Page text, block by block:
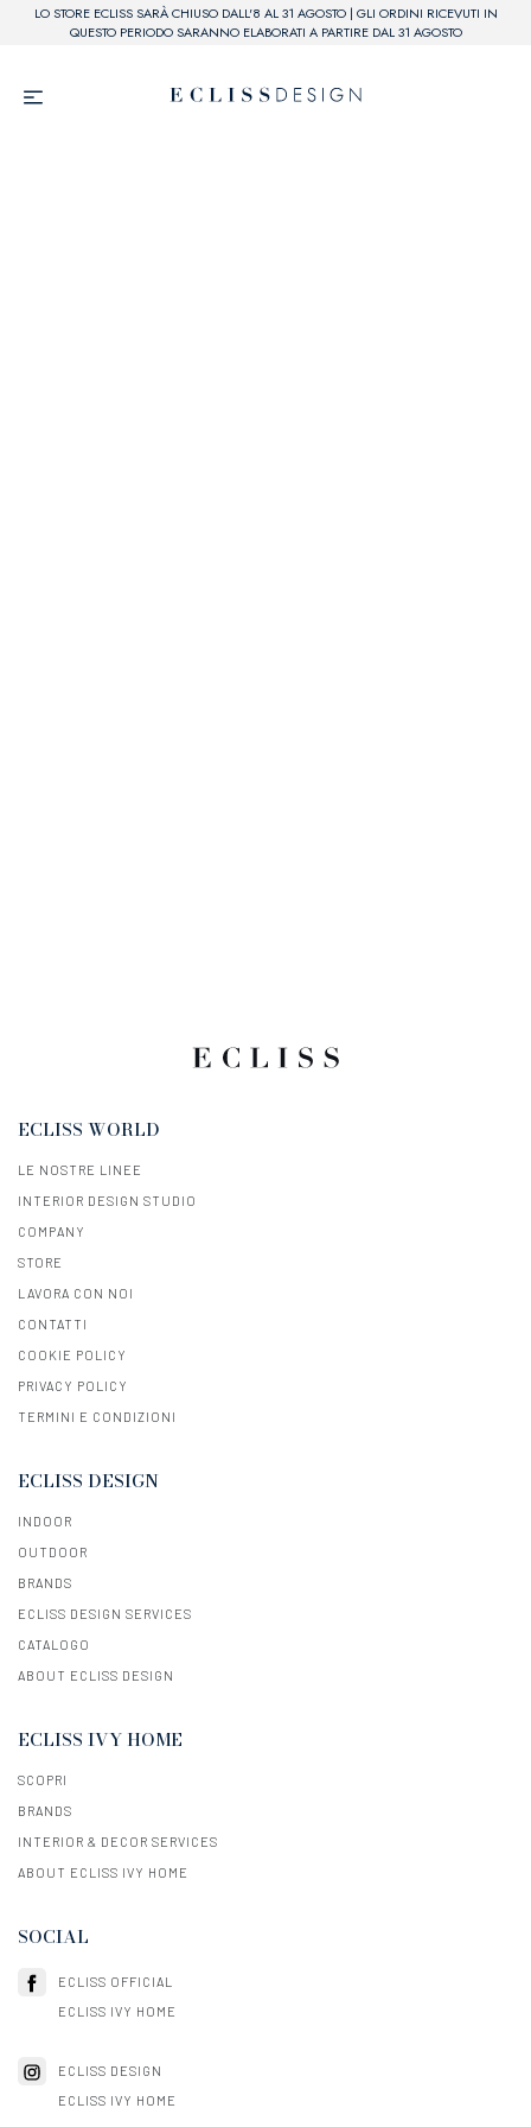
LO STORE ECLISS SARÀ CHIUSO DALL'8 AL 31 AGOSTO | GLI ORDINI RICEVUTI IN
QUESTO PERIODO SARANNO ELABORATI A PARTIRE DAL 31 AGOSTO
ECLISS WORLD
LE NOSTRE LINEE
INTERIOR DESIGN STUDIO
COMPANY
STORE
LAVORA CON NOI
CONTATTI
COOKIE POLICY
PRIVACY POLICY
TERMINI E CONDIZIONI
ECLISS DESIGN
INDOOR
OUTDOOR
BRANDS
ECLISS DESIGN SERVICES
CATALOGO
ABOUT ECLISS DESIGN
ECLISS IVY HOME
SCOPRI
BRANDS
INTERIOR & DECOR SERVICES
ABOUT ECLISS IVY HOME
SOCIAL
ECLISS OFFICIAL
ECLISS IVY HOME
ECLISS DESIGN
ECLISS IVY HOME